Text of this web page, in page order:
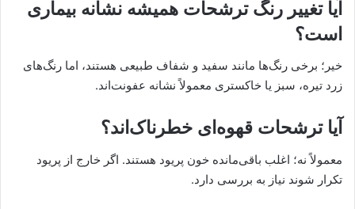
آیا تغییر رنگ ترشحات همیشه نشانه بیماری
است؟
خیر؛ برخی رنگ‌ها مانند سفید و شفاف طبیعی هستند، اما رنگ‌های
زرد تیره، سبز یا خاکستری معمولاً نشانه عفونت‌اند.
آیا ترشحات قهوه‌ای خطرناک‌اند؟
معمولاً نه؛ اغلب باقی‌مانده خون پریود هستند. اگر خارج از پریود
تکرار شوند نیاز به بررسی دارد.